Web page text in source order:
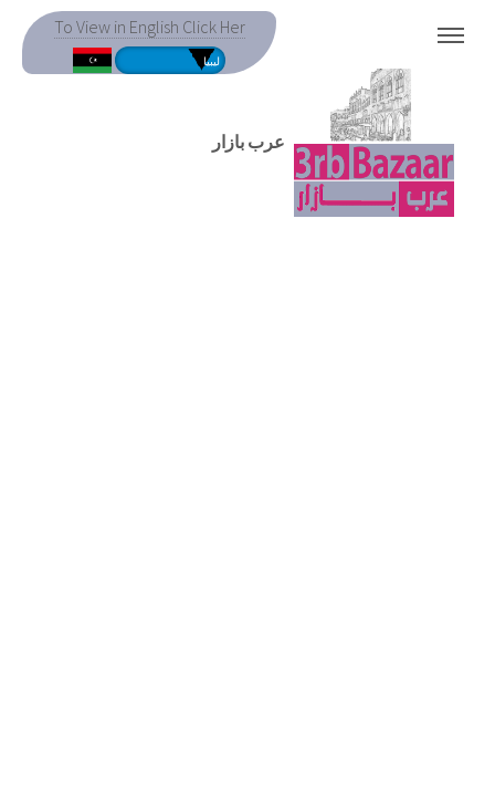
To View in English Click Her
عرب بازار